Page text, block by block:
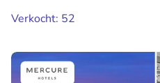
Verkocht: 52